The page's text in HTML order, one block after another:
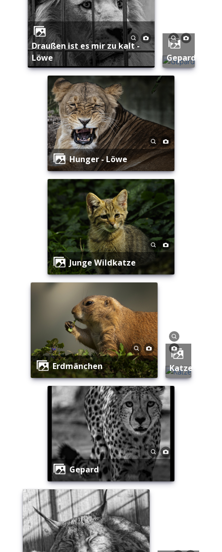
Draußen ist es mir zu kalt -
Löwe
Gepard
Hunger - Löwe
Junge Wildkatze
Erdmänchen Katze
Gepard